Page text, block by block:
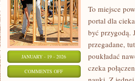
JANUARY - 19 - 2026
COMMENTS OFFON
To miejsce
portal dla
być przygodą.
przegadane,
poukładać
czeka